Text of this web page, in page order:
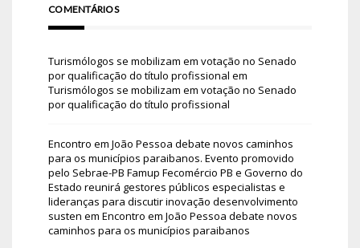
COMENTÁRIOS
Turismólogos se mobilizam em votação no Senado
por qualificação do título profissional em
Turismólogos se mobilizam em votação no Senado
por qualificação do título profissional
Encontro em João Pessoa debate novos caminhos
para os municípios paraibanos. Evento promovido
pelo Sebrae-PB Famup Fecomércio PB e Governo do
Estado reunirá gestores públicos especialistas e
lideranças para discutir inovação desenvolvimento
susten em Encontro em João Pessoa debate novos
caminhos para os municípios paraibanos